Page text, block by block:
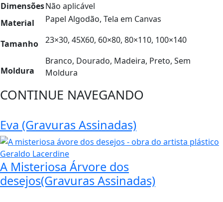
DimensõesNão aplicável
Material
Papel Algodão, Tela em Canvas
Tamanho 23×30, 45X60, 60×80, 80×110, 100×140
Moldura
Branco, Dourado, Madeira, Preto, Sem
Moldura
CONTINUE NAVEGANDO
Eva (Gravuras Assinadas)
A Misteriosa Árvore dos
desejos(Gravuras Assinadas)